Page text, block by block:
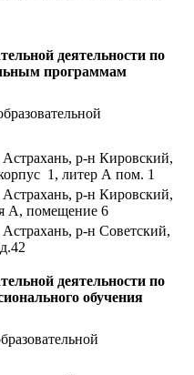
деятельности по
программам
Астрахань, р-н Кировский,
1, литер А пом. 1
Астрахань, р-н Кировский,
А, помещение 6
р-н Советский,
деятельности по
обучения